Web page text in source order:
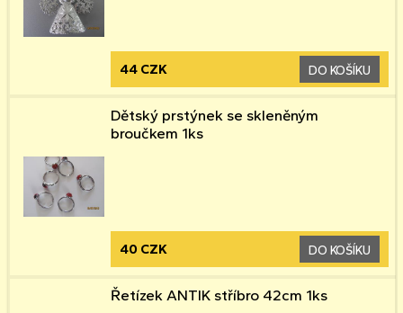
44 CZK DO KOŠÍKU
Dětský prstýnek se skleněným
broučkem 1ks
40 CZK DO KOŠÍKU
Řetízek ANTIK stříbro 42cm 1ks